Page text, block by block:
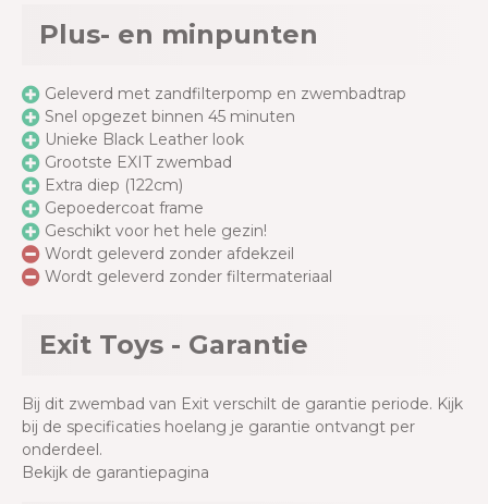
Plus- en minpunten
Geleverd met zandfilterpomp en zwembadtrap
Snel opgezet binnen 45 minuten
Unieke Black Leather look
Grootste EXIT zwembad
Extra diep (122cm)
Gepoedercoat frame
Geschikt voor het hele gezin!
Wordt geleverd zonder afdekzeil
Wordt geleverd zonder filtermateriaal
Exit Toys - Garantie
Bij dit zwembad van Exit verschilt de garantie periode. Kijk
bij de specificaties hoelang je garantie ontvangt per
onderdeel.
Bekijk de garantiepagina